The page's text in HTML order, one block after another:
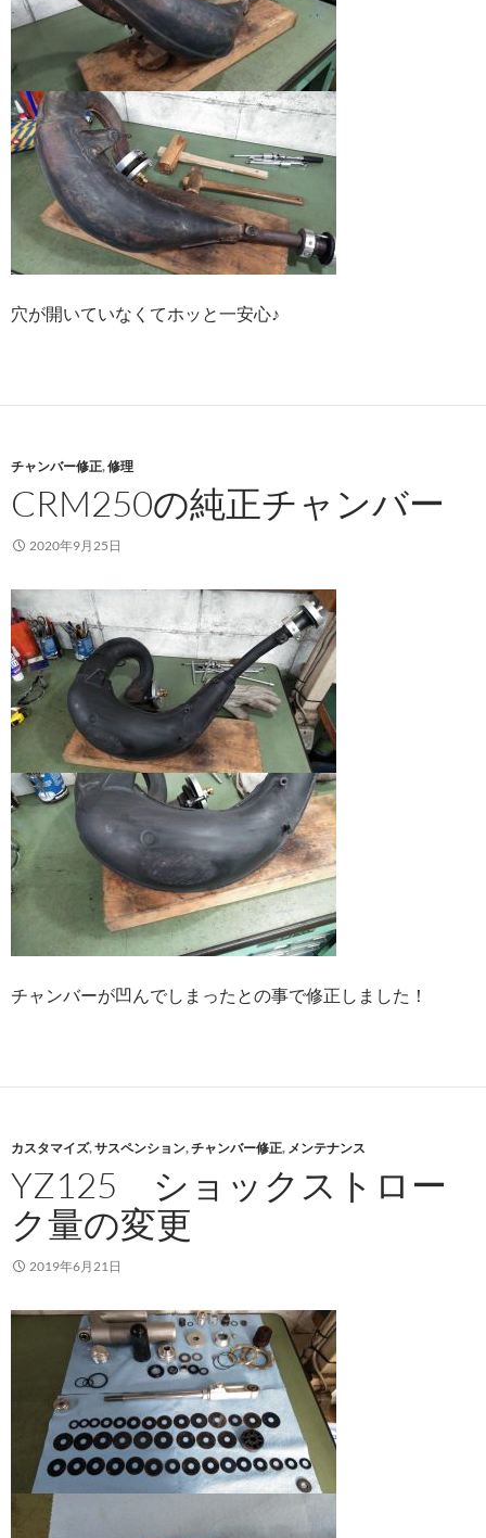
穴が開いていなくてホッと一安心♪
チャンバー修正,修理
CRM250の純正チャンバー
2020年9月25日
チャンバーが凹んでしまったとの事で修正しました！
カスタマイズ,サスペンション,チャンバー修正, メンテナンス
YZ125 ショックストロー
ク量の変更
2019年6月21日